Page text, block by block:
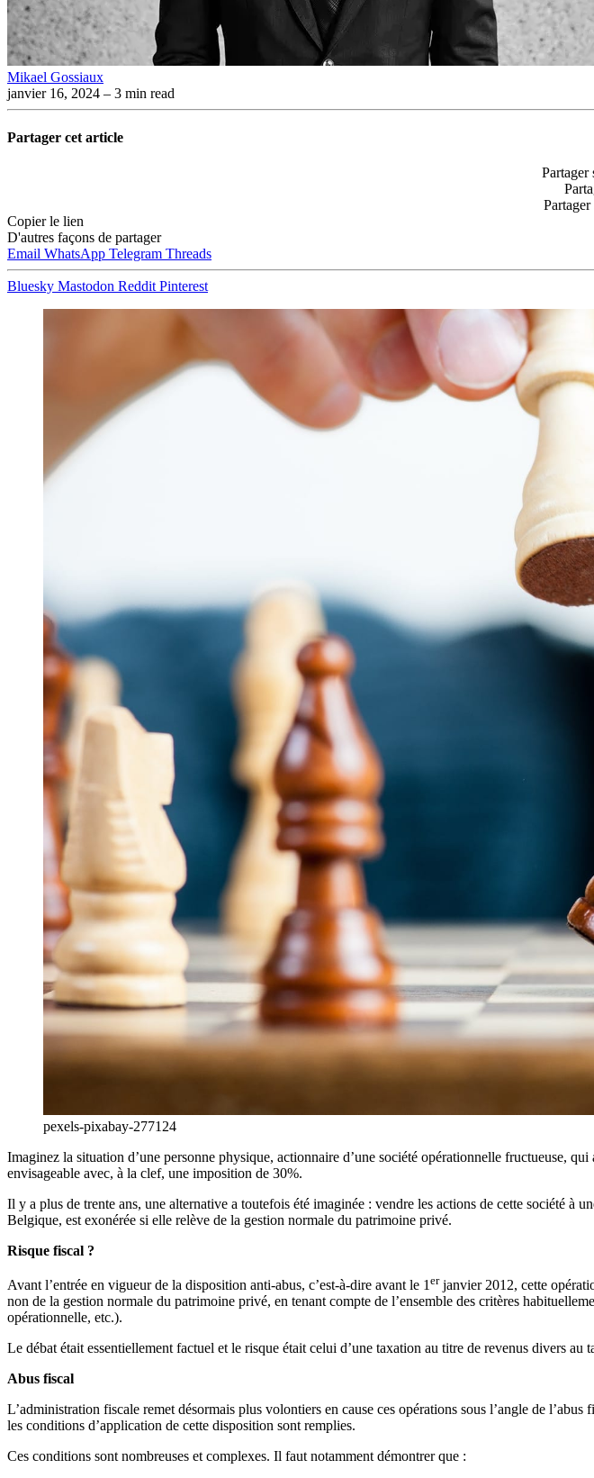
Mikael Gossiaux
janvier 16, 2024 – 3 min read
Partager cet article
Partager
Copier le lien
D'autres façons de partager
Email WhatsApp Telegram Threads
Bluesky Mastodon Reddit Pinterest
pexels-pixabay-277124
Imaginez la situation d’une personne physique, actionnaire d’une société opérationnelle fructueuse,
envisageable avec, à la clef, une imposition de 30%.
Il y a plus de trente ans, une alternative a toutefois été imaginée : vendre les actions de cette société à
Belgique, est exonérée si elle relève de la gestion normale du patrimoine privé.
Risque fiscal ?
Avant l’entrée en vigueur de la disposition anti-abus, c’est-à-dire avant le 1 erjanvier 2012, cette
non de la gestion normale du patrimoine privé, en tenant compte de l’ensemble des critères
opérationnelle, etc.).
Le débat était essentiellement factuel et le risque était celui d’une taxation au titre de revenus divers au
Abus fiscal
L’administration fiscale remet désormais plus volontiers en cause ces opérations sous l’angle de
les conditions d’application de cette disposition sont remplies.
Ces conditions sont nombreuses et complexes. Il faut notamment démontrer que :